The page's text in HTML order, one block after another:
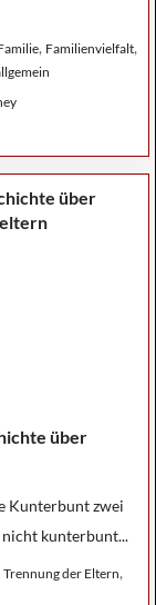
, Familienvielfalt,
über
Kunterbunt zwei
nicht kunterbunt...
Trennung der Eltern,